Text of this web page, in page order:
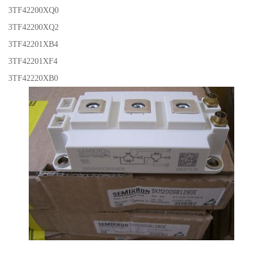
3TF42200XQ0
3TF42200XQ2
3TF42201XB4
3TF42201XF4
3TF42220XB0